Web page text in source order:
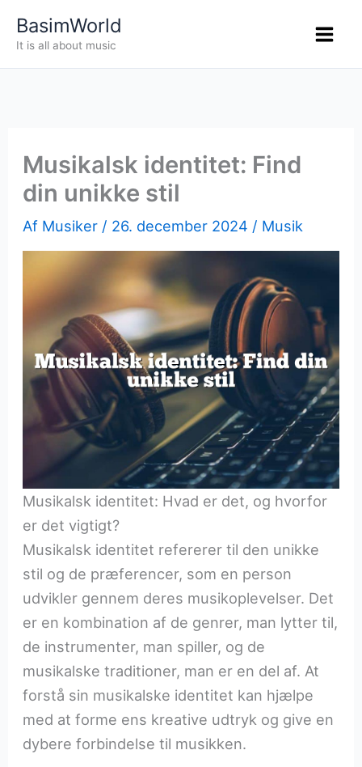
BasimWorld
It is all about music
Musikalsk identitet: Find
din unikke stil
Af Musiker / 26. december 2024 / Musik
Musikalsk identitet: Hvad er det, og hvorfor
er det vigtigt?
Musikalsk identitet refererer til den unikke
stil og de præferencer, som en person
udvikler gennem deres musikoplevelser. Det
er en kombination af de genrer, man lytter til,
de instrumenter, man spiller, og de
musikalske traditioner, man er en del af. At
forstå sin musikalske identitet kan hjælpe
med at forme ens kreative udtryk og give en
dybere forbindelse til musikken.